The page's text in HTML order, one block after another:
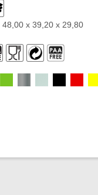
48,00 x 39,20 x 29,80